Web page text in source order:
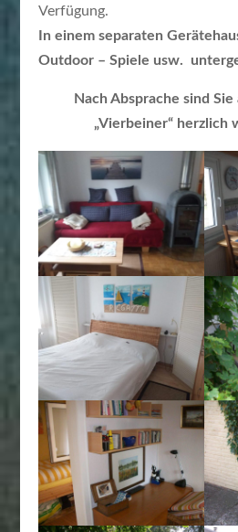
Verfügung.
In einem separaten
Outdoor – Spiele usw.
Nach Absprache sind
„Vierbeiner“ herzlich